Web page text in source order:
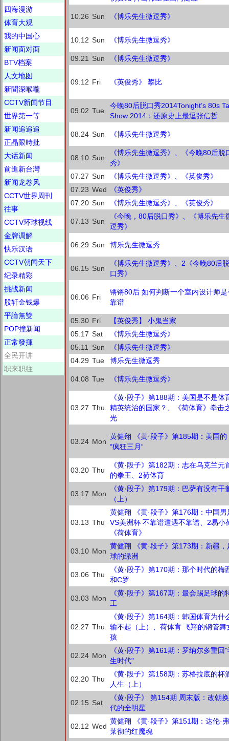
四海漫游
体育大观
我的中国心
新闻面对面
BTV档案
人文地图
新聞深喉嚨
CCTV新闻节目
世界第一等
新闻追追追
正晶限時批
大话新闻
前進新台灣
新闻龙卷风
CCTV世界周刊
往事
CCTV环球视线
金牌调解
快乐汉语
CCTV朝闻天下
纪录精彩
挑战新闻
股轩金钱爆
平論無雙
POP撞新闻
正常發揮
全民开讲
职来职往
10.26 Sun 《博乐先生微逗秀》
10.12 Sun 《博乐先生微逗秀》
09.21 Sun 《博乐先生微逗秀》
09.12 Fri 《英俊秀》 攀比
09.02 Tue
今晚80后脱口秀2014Tonight’s 80s
Show 2014：还原史上最逗张信哲
08.24 Sun 《博乐先生微逗秀》
08.10 Sun
《博乐先生微逗秀》、《今晚80后脱
秀》
07.27 Sun
《博乐先生微逗秀》、《英俊秀》
07.23 Wed
《英俊秀》
07.20 Sun 《博乐先生微逗秀》、《英俊秀》
07.13 Sun
《今晚，80后脱口秀》、《博乐先生
逗秀》
06.29 Sun 博乐先生微逗秀
06.15 Sun
《博乐先生微逗秀》、2《今晚80后脱
口秀》
06.06 Fri
锵锵80后 如何判断一个室内设计师是
靠谱
05.30 Fri
【英俊秀】 小鬼当家
05.17 Sat
《博乐先生微逗秀》
05.11
Sun
《博乐先生微逗秀》
04.29 Tue 博乐先生微逗秀
04.08 Tue 《博乐先生微逗秀》
03.27 Thu
《黄·段子》第188期：美国是不是体
精英统治的国家？、《荷体育》拳击
光
03.24 Mon
黄健翔 《黄·段子》第185期：美国的
“疯狂三月“
03.20 Thu
《黄·段子》第182期：志在乌克兰元
的拳王、2荷体育
03.17 Mon
《黄·段子》第179期：巴萨有没有干
（上）
03.13 Thu
黄健翔 《黄·段子》第176期：中国男
VS美洲杯 不靠谱遭遇不靠谱、2易小
《荷体育》
03.10 Mon
黄健翔 《黄·段子》第173期：新疆，
球的绿洲
03.06 Thu
《黄·段子》第170期：那个时代的梅
和C罗
03.03 Mon
《黄·段子》第167期：最会踢足球的
工
02.27 Thu
《黄·段子》第164期：韩国体育为什
输不起（上）、荷体育 飞翔的钢管舞
孩
02.24 Mon
《黄·段子》第161期：罗纳尔多重回
生时代"
02.20 Thu
《黄·段子》第158期：苏格拉底的杯
人生（上）
02.15 Sat
《黄·段子》 第154期 周末版：改朝换
代的全明星
02.12 Wed
黄健翔 《黄·段子》第151期：达伦·弗
莱彻的红魔魂